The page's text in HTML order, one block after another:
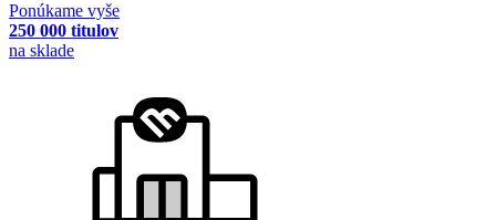
Ponúkame vyše
250 000 titulov
na sklade